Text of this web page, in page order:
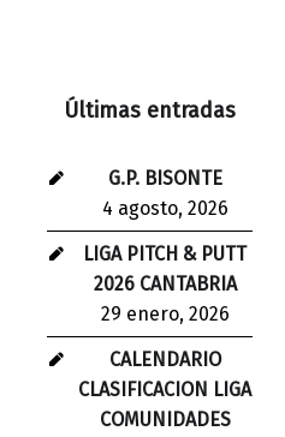
Últimas entradas
G.P. BISONTE
4 agosto, 2026
LIGA PITCH & PUTT
2026 CANTABRIA
29 enero, 2026
CALENDARIO
CLASIFICACION LIGA
COMUNIDADES